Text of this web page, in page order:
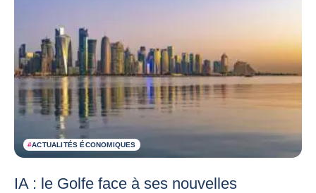
#ACTUALITÉS ÉCONOMIQUES
IA : le Golfe face à ses nouvelles